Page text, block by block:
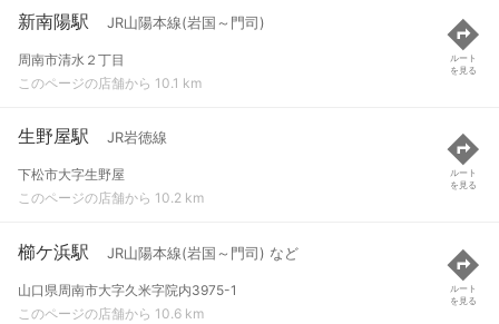
新南陽駅 JR山陽本線(岩国～門司)
周南市清水２丁目
このページの店舗から 10.1 km
ルート
を見る
生野屋駅 JR岩徳線
下松市大字生野屋
このページの店舗から 10.2 km
ルート
を見る
櫛ケ浜駅 JR山陽本線(岩国～門司) など
山口県周南市大字久米字院内3975-1
このページの店舗から 10.6 km
ルート
を見る